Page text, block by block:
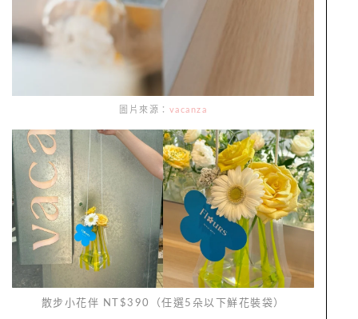
圖片來源： vacanza
散步小花伴 NT$390（任選5朵以下鮮花裝袋）